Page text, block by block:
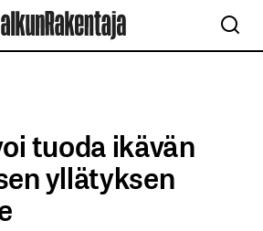
tuoda ikävän
yllätyksen